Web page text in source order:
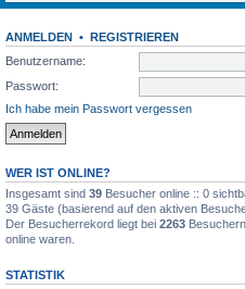
ANMELDEN • REGISTRIEREN
Benutzername:
Passwort:
Ich habe mein Passwort vergessen
WER IST ONLINE?
Insgesamt sind 39 Besucher online :: 0
39 Gäste (basierend auf den aktiven
Der Besucherrekord liegt bei 2263
online waren.
STATISTIK